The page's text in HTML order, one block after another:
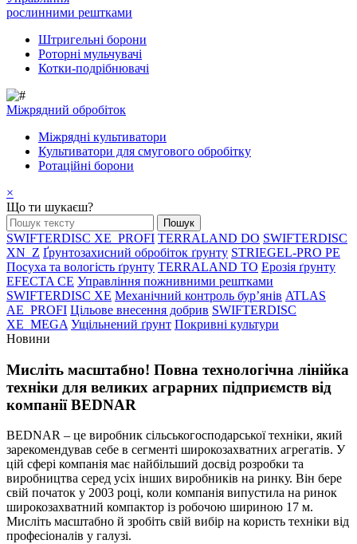
рослинними рештками
Штригельні борони
Pоторні мульчувачі
Котки-подрібнювачі
Mіжрядний обробіток
Міжрядні культиватори
Культиватори для смугового обробітку
Ротаційні борони
×
Що ти шукаєш?
SWIFTERDISC XE_PROFI TERRALAND DO SWIFTERDISC
XN_Z Ґрунтозахисний обробіток ґрунту STRIEGEL-PRO PE
Посуха та вологість ґрунту TERRALAND TO Ерозія ґрунту
EFECTA CE Управління пожнивними рештками
SWIFTERDISC XE Механічний контроль бур’янів ATLAS
AE_PROFI Цільове внесення добрив SWIFTERDISC
XE_MEGA Ущільнений ґрунт Покривні культури
Новини
Мисліть масштабно! Повна технологічна лінійка
техніки для великих аграрних підприємств від
компанії BEDNAR
BEDNAR – це виробник сільськогосподарської техніки, який
зарекомендував себе в сегменті широкозахватних агрегатів. У
цій сфері компанія має найбільший досвід розробки та
виробництва серед усіх інших виробників на ринку. Він бере
свій початок у 2003 році, коли компанія випустила на ринок
широкозахватний компактор із робочою шириною 17 м.
Мисліть масштабно й зробіть свій вибір на користь техніки від
професіоналів у галузі.